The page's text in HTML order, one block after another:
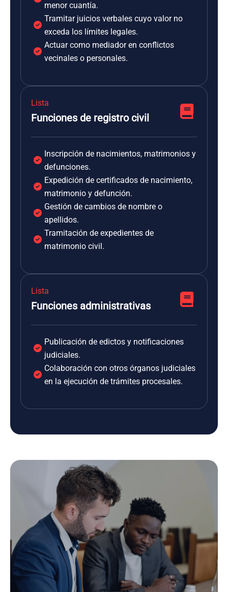
menor cuantía.
Tramitar juicios verbales cuyo valor no
exceda los límites legales.
Actuar como mediador en conflictos
vecinales o personales.
Lista
Funciones de registro civil
Inscripción de nacimientos, matrimonios y
defunciones.
Expedición de certificados de nacimiento,
matrimonio y defunción.
Gestión de cambios de nombre o
apellidos.
Tramitación de expedientes de
matrimonio civil.
Lista
Funciones administrativas
Publicación de edictos y notificaciones
judiciales.
Colaboración con otros órganos judiciales
en la ejecución de trámites procesales.